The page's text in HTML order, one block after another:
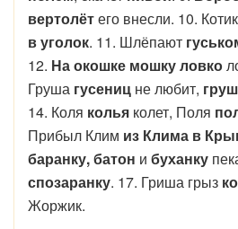
вертолётего внесли. 10.
в уголок. 11. Шлёпают
12. На окошке мошку ловко
Груша гусениц не любит,
14. Коля колья колет, Поля
Прибыл Клим из Клима в
баранку, батон и буханку
спозаранку. 17. Гриша грыз
Жоржик.